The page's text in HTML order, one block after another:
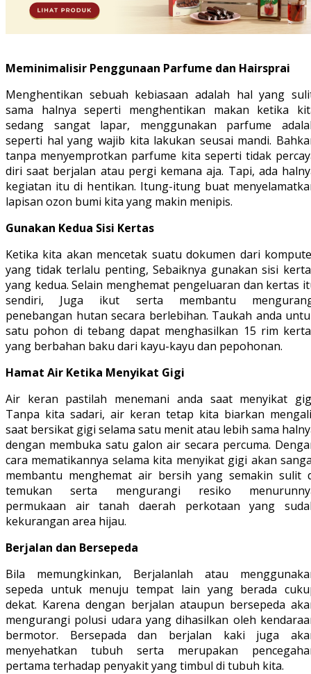
Meminimalisir Penggunaan Parfume dan Hairsprai
Menghentikan sebuah kebiasaan adalah hal yang
sama halnya seperti menghentikan makan ketika
sedang sangat lapar, menggunakan parfume
seperti hal yang wajib kita lakukan seusai mandi.
tanpa menyemprotkan parfume kita seperti tidak
diri saat berjalan atau pergi kemana aja. Tapi, ada
kegiatan itu di hentikan. Itung-itung buat
lapisan ozon bumi kita yang makin menipis.
Gunakan Kedua Sisi Kertas
Ketika kita akan mencetak suatu dokumen dari
yang tidak terlalu penting, Sebaiknya gunakan sisi
yang kedua. Selain menghemat pengeluaran dan kertas
sendiri, Juga ikut serta membantu
penebangan hutan secara berlebihan. Taukah anda
satu pohon di tebang dapat menghasilkan 15 rim
yang berbahan baku dari kayu-kayu dan pepohonan.
Hamat Air Ketika Menyikat Gigi
Air keran pastilah menemani anda saat menyikat
Tanpa kita sadari, air keran tetap kita biarkan
saat bersikat gigi selama satu menit atau lebih sama
dengan membuka satu galon air secara percuma.
cara mematikannya selama kita menyikat gigi akan
membantu menghemat air bersih yang semakin sulit
temukan serta mengurangi resiko
permukaan air tanah daerah perkotaan yang
kekurangan area hijau.
Berjalan dan Bersepeda
Bila memungkinkan, Berjalanlah atau
sepeda untuk menuju tempat lain yang berada
dekat. Karena dengan berjalan ataupun bersepeda
mengurangi polusi udara yang dihasilkan oleh
bermotor. Bersepada dan berjalan kaki juga
menyehatkan tubuh serta merupakan
pertama terhadap penyakit yang timbul di tubuh kita.